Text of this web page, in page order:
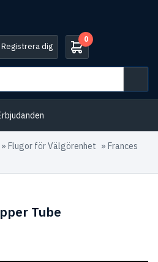
dig
0
» Flugor för Välgörenhet » Frances
Tube